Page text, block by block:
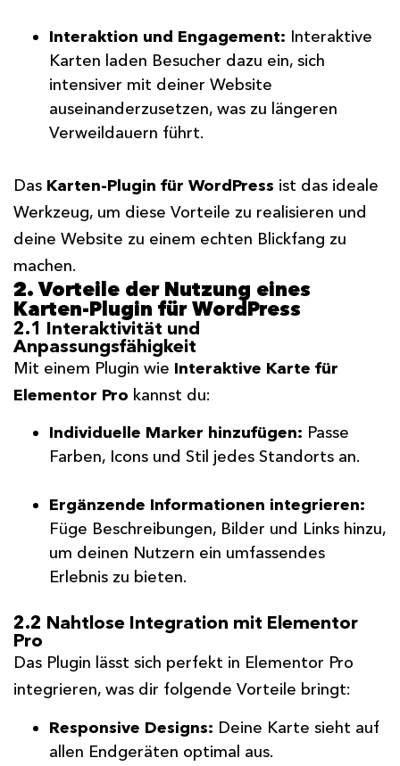
Interaktion und Engagement: Interaktive
Karten laden Besucher dazu ein, sich
intensiver mit deiner Website
auseinanderzusetzen, was zu längeren
Verweildauern führt.
Das Karten-Plugin für WordPress ist das ideale
Werkzeug, um diese Vorteile zu realisieren und
deine Website zu einem echten Blickfang zu
machen.
2. Vorteile der Nutzung eines
Karten-Plugin für WordPress
2.1 Interaktivität und
Anpassungsfähigkeit
Mit einem Plugin wie Interaktive Karte für
Elementor Pro kannst du:
Individuelle Marker hinzufügen: Passe
Farben, Icons und Stil jedes Standorts an.
Ergänzende Informationen integrieren:
Füge Beschreibungen, Bilder und Links hinzu,
um deinen Nutzern ein umfassendes
Erlebnis zu bieten.
2.2 Nahtlose Integration mit Elementor
Pro
Das Plugin lässt sich perfekt in Elementor Pro
integrieren, was dir folgende Vorteile bringt:
Responsive Designs: Deine Karte sieht auf
allen Endgeräten optimal aus.